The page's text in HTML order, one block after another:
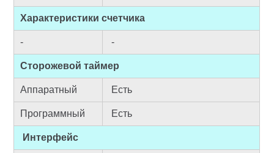
Характеристики счетчика
- -
Сторожевой таймер
Аппаратный Есть
Программный Есть
Интерфейс